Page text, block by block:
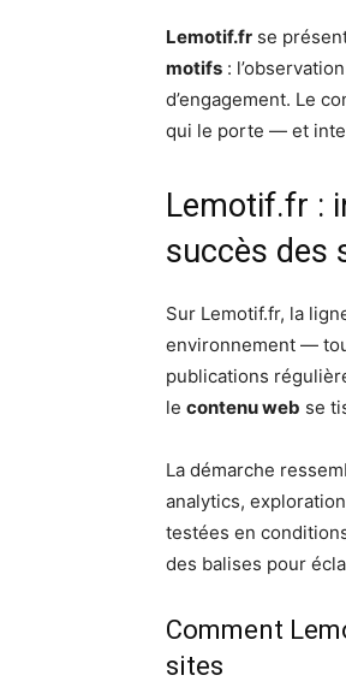
Lemotif.fr se
motifs :
d’engagement. Le
qui le porte — et
Lemotif.fr :
succès des
Sur Lemotif.fr, la
environnement —
publications
le contenu web se
La démarche
analytics,
testées en
des balises pour
Comment
sites